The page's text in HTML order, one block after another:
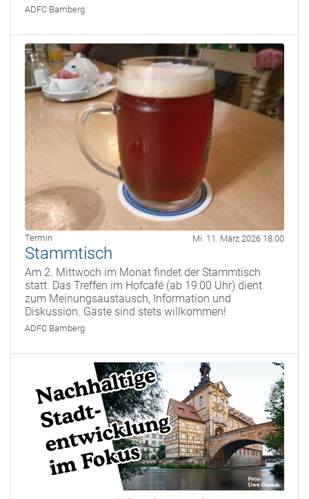
ADFC Bamberg
Termin Mi. 11. März 2026 18:00
Stammtisch
Am 2. Mittwoch im Monat findet der Stammtisch
statt. Das Treffen im Hofcafé (ab 19:00 Uhr) dient
zum Meinungsaustausch, Information und
Diskussion. Gäste sind stets willkommen!
ADFC Bamberg